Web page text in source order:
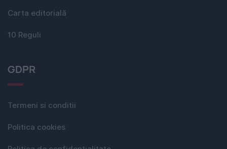
Carta editorială
10 Reguli
GDPR
Termeni si conditii
Politica cookies